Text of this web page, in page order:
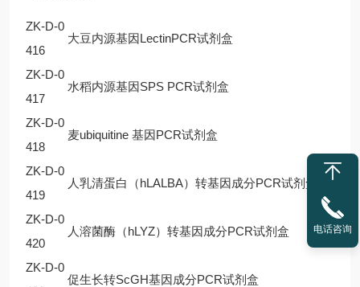
ZK-D-0
416
大豆内源基因LectinPCR试剂盒
ZK-D-0
417
水稻内源基因SPS PCR试剂盒
ZK-D-0
418
麦ubiquitine 基因PCR试剂盒
ZK-D-0
419
人乳清蛋白（hLALBA）转基因成分PCR试剂盒
ZK-D-0
420
人溶菌酶（hLYZ）转基因成分PCR试剂盒
ZK-D-0
促生长转ScGH基因成分PCR试剂盒
电话咨询